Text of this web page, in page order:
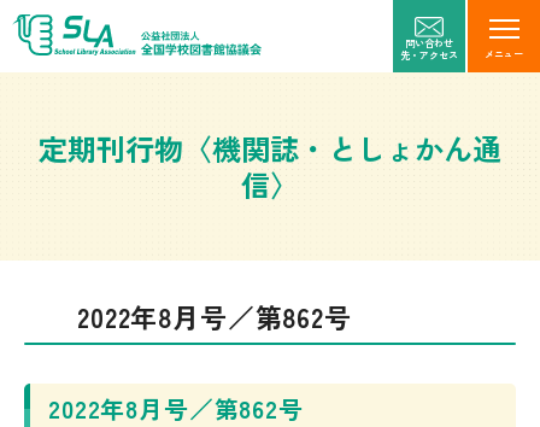
メニュー
問い合わせ
先・アクセス
定期刊行物〈機関誌・としょかん通
信〉
2022年8月号／第862号
2022年8月号／第862号